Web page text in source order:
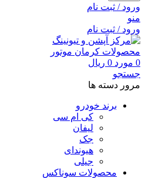
ورود / ثبت نام
منو
ورود / ثبت نام
0 مورد 0 ریال
جستجو
مرور دسته ها
برند خودرو
کی ام سی
لیفان
جک
هیوندای
جیلی
محصولات سوناکس